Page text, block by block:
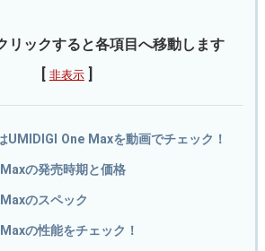
リックすると各項目へ移動します
非表示
UMIDIGI One Maxを動画でチェック！
の発売時期と価格
のスペック
の性能をチェック！